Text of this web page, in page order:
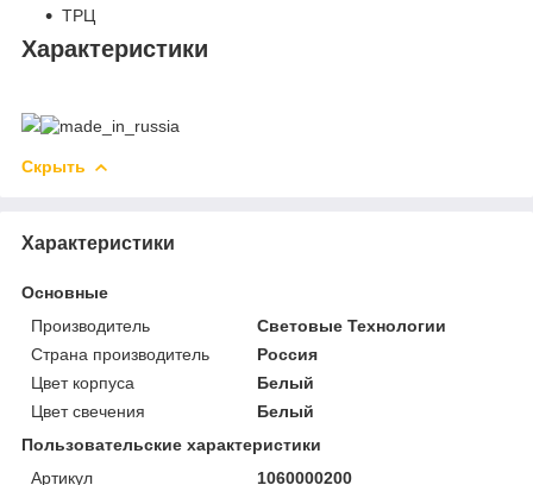
ТРЦ
Характеристики
Скрыть
Характеристики
Основные
Производитель
Световые Технологии
Страна производитель
Россия
Цвет корпуса
Белый
Цвет свечения
Белый
Пользовательские характеристики
Артикул
1060000200